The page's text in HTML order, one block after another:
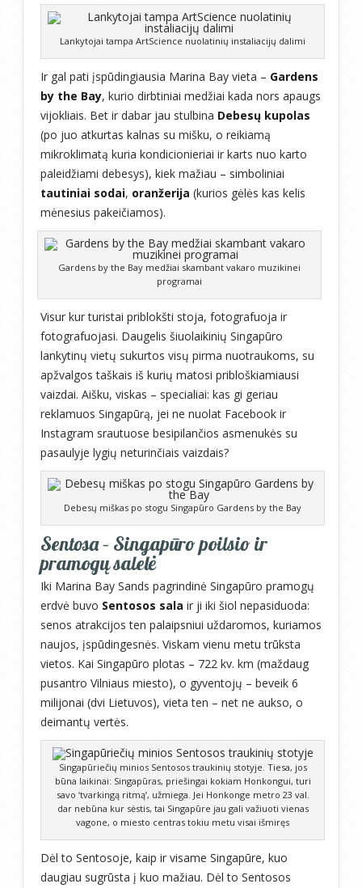
Lankytojai tampa ArtScience nuolatinių instaliacijų dalimi
Ir gal pati įspūdingiausia Marina Bay vieta – Gardens
by the Bay, kurio dirbtiniai medžiai kada nors apaugs
vijokliais. Bet ir dabar jau stulbina Debesų kupolas
(po juo atkurtas kalnas su mišku, o reikiamą
mikroklimatą kuria kondicionieriai ir karts nuo karto
paleidžiami debesys), kiek mažiau – simboliniai
tautiniai sodai, oranžerija (kurios gėlės kas kelis
mėnesius pakeičiamos).
Gardens by the Bay medžiai skambant vakaro muzikinei
programai
Visur kur turistai priblokšti stoja, fotografuoja ir
fotografuojasi. Daugelis šiuolaikinių Singapūro
lankytinų vietų sukurtos visų pirma nuotraukoms, su
apžvalgos taškais iš kurių matosi pribloškiamiausi
vaizdai. Aišku, viskas – specialiai: kas gi geriau
reklamuos Singapūrą, jei ne nuolat Facebook ir
Instagram srautuose besipilančios asmenukės su
pasaulyje lygių neturinčiais vaizdais?
Debesų miškas po stogu Singapūro Gardens by the Bay
Sentosa – Singapūro poilsio ir
pramogų salelė
Iki Marina Bay Sands pagrindinė Singapūro pramogų
erdvė buvo Sentosos sala ir ji iki šiol nepasiduoda:
senos atrakcijos ten palaipsniui uždaromos, kuriamos
naujos, įspūdingesnės. Viskam vienu metu trūksta
vietos. Kai Singapūro plotas – 722 kv. km (maždaug
pusantro Vilniaus miesto), o gyventojų – beveik 6
milijonai (dvi Lietuvos), vieta ten – net ne aukso, o
deimantų vertės.
Singapūriečių minios Sentosos traukinių stotyje. Tiesa, jos
būna laikinai: Singapūras, priešingai kokiam Honkongui, turi
savo ‘tvarkingą ritmą’, užmiega. Jei Honkonge metro 23 val.
dar nebūna kur sėstis, tai Singapūre jau gali važiuoti vienas
vagone, o miesto centras tokiu metu visai išmiręs
Dėl to Sentosoje, kaip ir visame Singapūre, kuo
daugiau sugrūsta į kuo mažiau. Dėl to Sentosos